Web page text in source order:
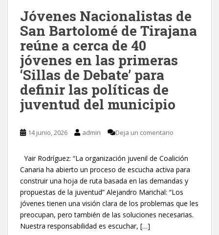
Jóvenes Nacionalistas de
San Bartolomé de Tirajana
reúne a cerca de 40
jóvenes en las primeras
‘Sillas de Debate’ para
definir las políticas de
juventud del municipio
14 junio, 2026 admin Deja un comentario
Yair Rodríguez: “La organización juvenil de Coalición
Canaria ha abierto un proceso de escucha activa para
construir una hoja de ruta basada en las demandas y
propuestas de la juventud” Alejandro Marichal: “Los
jóvenes tienen una visión clara de los problemas que les
preocupan, pero también de las soluciones necesarias.
Nuestra responsabilidad es escuchar, […]